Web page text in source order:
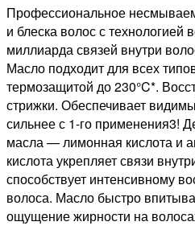
поврежденных
волос,
50мл
Профессиональное
и блеска волос с технологией
миллиарда связей внутри
Масло подходит для всех
термозащитой до 230°C*.
стрижки. Обеспечивает
сильнее с 1-го применения3!
масла — лимонная кислота и
кислота укрепляет связи
способствует интенсивному
волоса. Масло быстро
ощущение жирности на